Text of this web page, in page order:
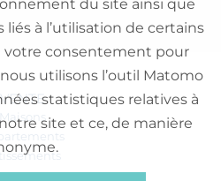
VENTE
Maisons
du site ainsi que
à l’utilisation de certains
votre consentement pour
utilisons l’outil Matomo
statistiques relatives à
site et ce, de manière